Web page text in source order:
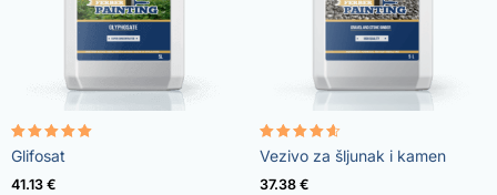
Rated
4.96
out of 5
Glifosat
41.13 €
Rated
4.57
out of 5
Vezivo za šljunak i kamen
37.38 €